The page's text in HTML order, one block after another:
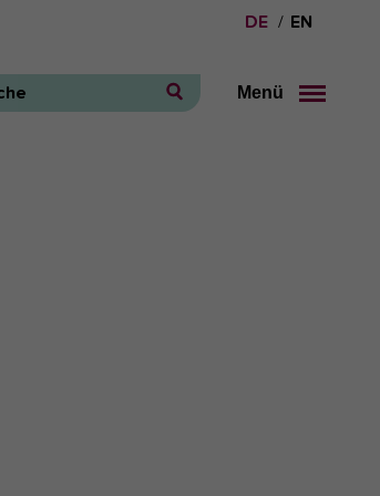
DE EN
Suche Menü